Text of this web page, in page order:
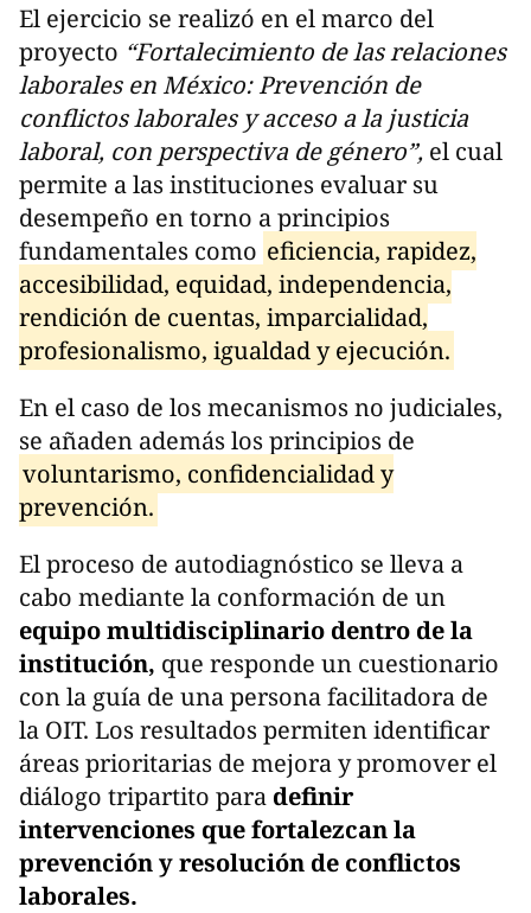
El ejercicio se realizó en el marco del
proyecto “Fortalecimiento de las relaciones
laborales en México: Prevención de
conflictos laborales y acceso a la justicia
laboral, con perspectiva de género”, el cual
permite a las instituciones evaluar su
desempeño en torno a principios
fundamentales como eficiencia, rapidez,
accesibilidad, equidad, independencia,
rendición de cuentas, imparcialidad,
profesionalismo, igualdad y ejecución.
En el caso de los mecanismos no judiciales,
se añaden además los principios de
voluntarismo, confidencialidad y
prevención.
El proceso de autodiagnóstico se lleva a
cabo mediante la conformación de un
equipo multidisciplinario dentro de la
institución, que responde un cuestionario
con la guía de una persona facilitadora de
la OIT. Los resultados permiten identificar
áreas prioritarias de mejora y promover el
diálogo tripartito para definir
intervenciones que fortalezcan la
prevención y resolución de conflictos
laborales.